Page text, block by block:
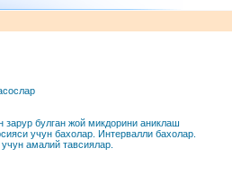
булган жой микдорини аниклаш
учун бахолар. Интервалли бахолар.
амалий тавсиялар.